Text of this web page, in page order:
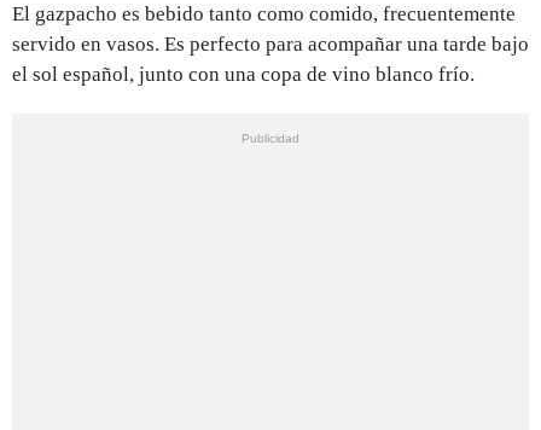
El gazpacho es bebido tanto como comido, frecuentemente
servido en vasos. Es perfecto para acompañar una tarde bajo
el sol español, junto con una copa de vino blanco frío.